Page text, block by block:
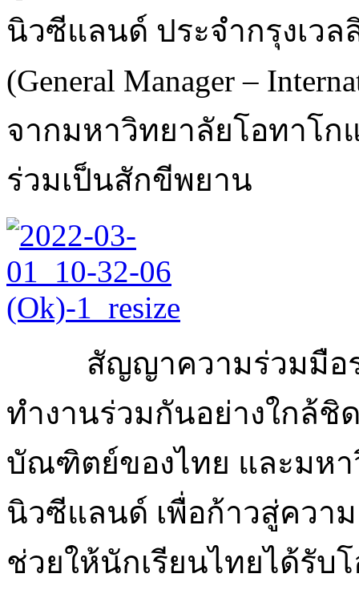
นิวซีแลนด์ ประจำกรุงเว
(General Manager –
จากมหาวิทยาลัยโอทาโ
ร่วมเป็นสักขีพยาน
สัญญาความร่วมมือ
ทำงานร่วมกันอย่างใกล้ชิ
บัณฑิตย์ของไทย และมหา
นิวซีแลนด์ เพื่อก้าวสู่ควา
ช่วยให้นักเรียนไทยได้รับ